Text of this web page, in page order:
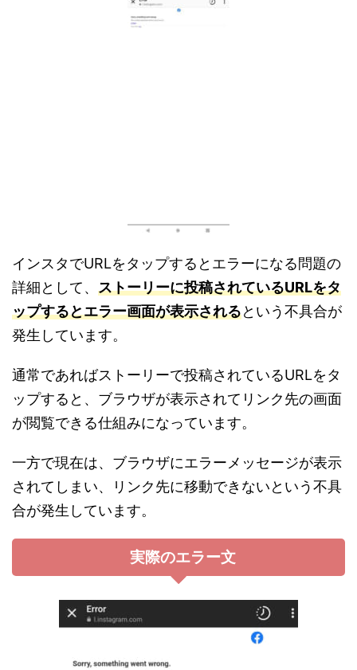
インスタでURLをタップするとエラーになる問題の
詳細として、 ストーリーに投稿されているURLをタ
ップするとエラー画面が表示されるという不具合が
発生しています。
通常であればストーリーで投稿されているURLをタ
ップすると、ブラウザが表示されてリンク先の画面
が閲覧できる仕組みになっています。
一方で現在は、ブラウザにエラーメッセージが表示
されてしまい、リンク先に移動できないという不具
合が発生しています。
実際のエラー文